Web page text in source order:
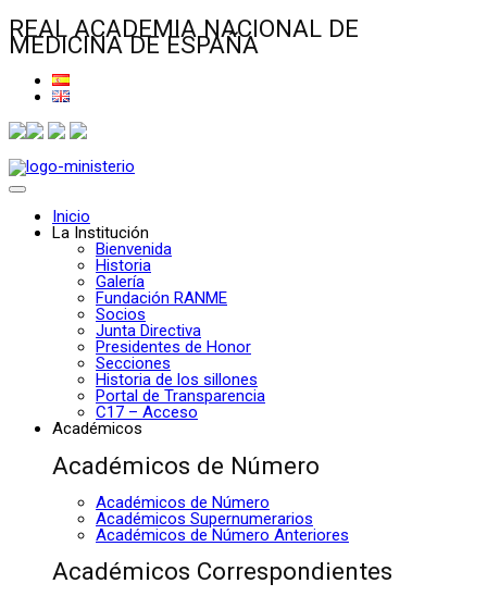
REAL ACADEMIA NACIONAL DE
MEDICINA DE ESPAÑA
Inicio
La Institución
Bienvenida
Historia
Galería
Fundación RANME
Socios
Junta Directiva
Presidentes de Honor
Secciones
Historia de los sillones
Portal de Transparencia
C17 – Acceso
Académicos
Académicos de Número
Académicos de Número
Académicos Supernumerarios
Académicos de Número Anteriores
Académicos Correspondientes